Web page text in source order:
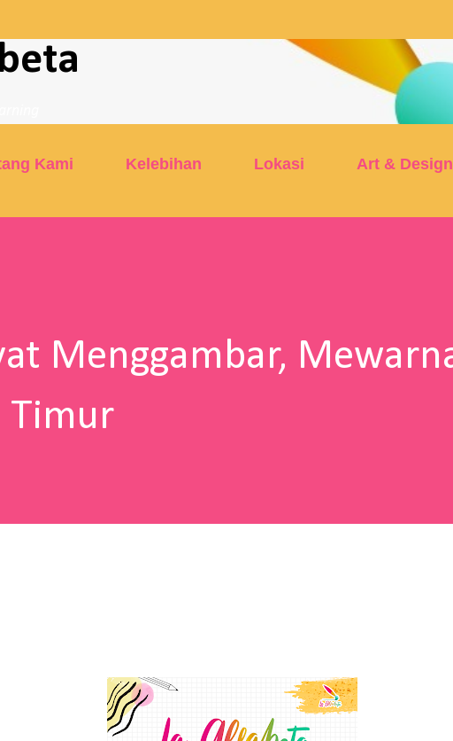
Kami Kelebihan Lokasi Art &
Menggambar,
Timur